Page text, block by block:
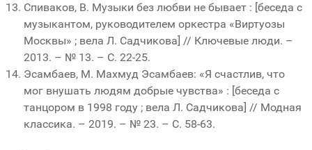
Спиваков, В. Музыки без любви не бывает : [беседа с
музыкантом, руководителем оркестра «Виртуозы
Москвы» ; вела Л. Садчикова] // Ключевые люди. –
2013. – № 13. – С. 22-25.
Эсамбаев, М. Махмуд Эсамбаев: «Я счастлив, что
мог внушать людям добрые чувства» : [беседа с
танцором в 1998 году ; вела Л. Садчикова] // Модная
классика. – 2019. – № 23. – С. 58-63.